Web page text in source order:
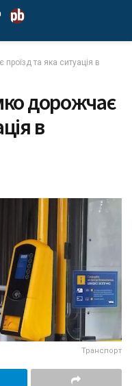
та яка ситуація в
дорожчає
в
Транспорт